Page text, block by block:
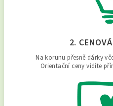
2.
Na korunu přesně dárky
Orientační ceny vidíte